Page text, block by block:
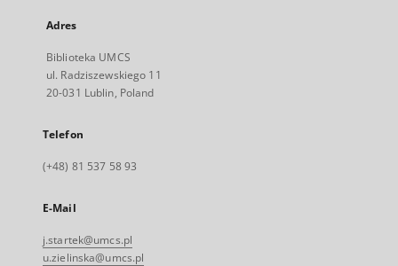
Adres
Biblioteka UMCS
ul. Radziszewskiego 11
20-031 Lublin, Poland
Telefon
(+48) 81 537 58 93
E-Mail
j.startek@umcs.pl
u.zielinska@umcs.pl